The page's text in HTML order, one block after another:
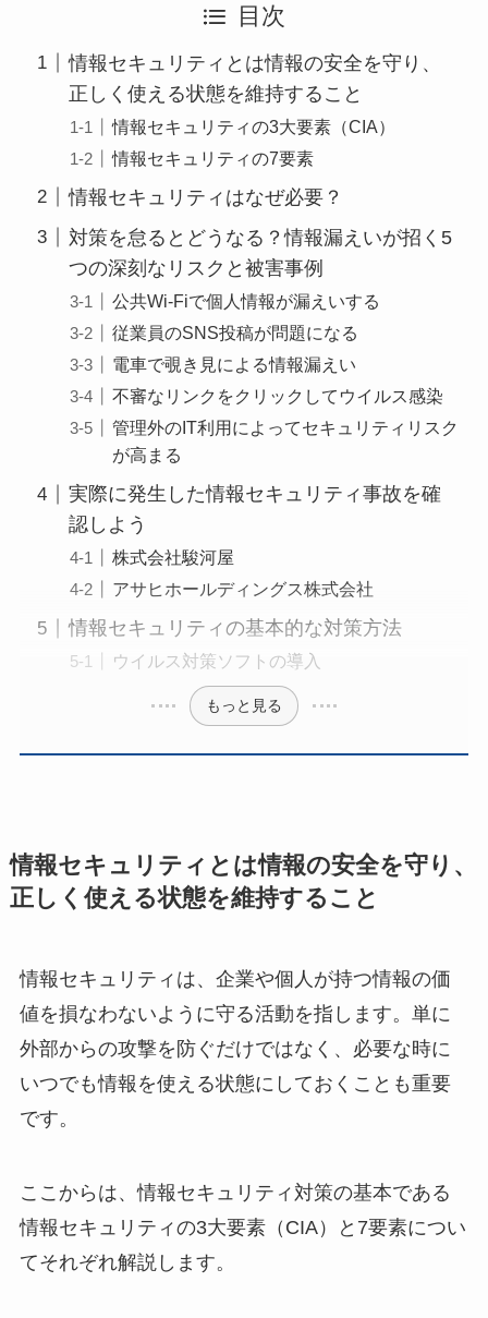
目次
情報セキュリティとは情報の安全を守り、
正しく使える状態を維持すること
情報セキュリティの3大要素（CIA）
情報セキュリティの7要素
情報セキュリティはなぜ必要？
対策を怠るとどうなる？情報漏えいが招く5
つの深刻なリスクと被害事例
公共Wi-Fiで個人情報が漏えいする
従業員のSNS投稿が問題になる
電車で覗き見による情報漏えい
不審なリンクをクリックしてウイルス感染
管理外のIT利用によってセキュリティリスク
が高まる
実際に発生した情報セキュリティ事故を確
認しよう
株式会社駿河屋
アサヒホールディングス株式会社
情報セキュリティの基本的な対策方法
ウイルス対策ソフトの導入
もっと見る
情報セキュリティとは情報の安全を守り、
正しく使える状態を維持すること
情報セキュリティは、企業や個人が持つ情報の価
値を損なわないように守る活動を指します。単に
外部からの攻撃を防ぐだけではなく、必要な時に
いつでも情報を使える状態にしておくことも重要
です。
ここからは、情報セキュリティ対策の基本である
情報セキュリティの3大要素（CIA）と7要素につい
てそれぞれ解説します。